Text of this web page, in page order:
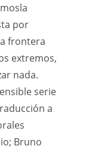
por
frontera
extremos,
nada.
serie
a
Bruno